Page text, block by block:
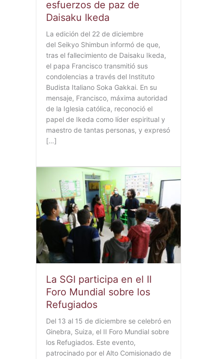
esfuerzos de paz de
Daisaku Ikeda
La edición del 22 de diciembre
del Seikyo Shimbun informó de que,
tras el fallecimiento de Daisaku Ikeda,
el papa Francisco transmitió sus
condolencias a través del Instituto
Budista Italiano Soka Gakkai. En su
mensaje, Francisco, máxima autoridad
de la Iglesia católica, reconoció el
papel de Ikeda como líder espiritual y
maestro de tantas personas, y expresó
[…]
La SGI participa en el II
Foro Mundial sobre los
Refugiados
Del 13 al 15 de diciembre se celebró en
Ginebra, Suiza, el II Foro Mundial sobre
los Refugiados. Este evento,
patrocinado por el Alto Comisionado de